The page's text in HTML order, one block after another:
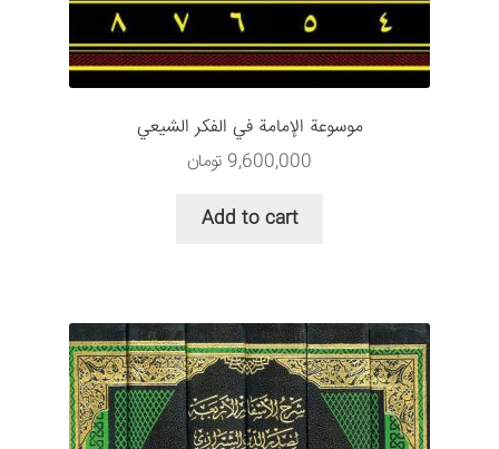
موسوعة الإمامة في الفکر الشيعي
9,600,000 تومان
Add to cart